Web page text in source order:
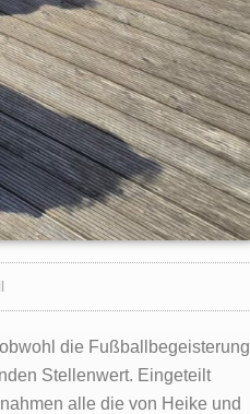
die Fußballbegeisterung
Stellenwert. Eingeteilt
alle die von Heike und